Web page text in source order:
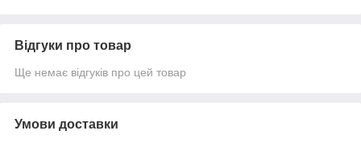
Відгуки про товар
Ще немає відгуків про цей товар
Умови доставки